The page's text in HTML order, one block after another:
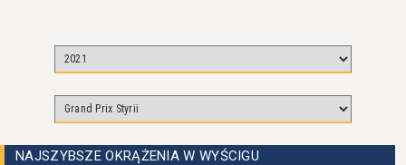
NAJSZYBSZE OKRĄŻENIA W WYŚCIGU